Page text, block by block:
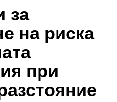
за
на риска
при